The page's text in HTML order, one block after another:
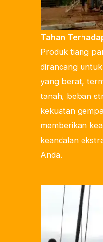
Tahan
Produk tiang
dirancang
yang berat,
tanah, beban
kekuatan
memberikan
keandalan
Anda.